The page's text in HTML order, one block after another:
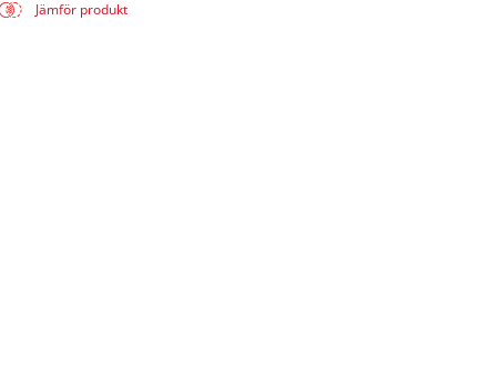
Jämför produkt